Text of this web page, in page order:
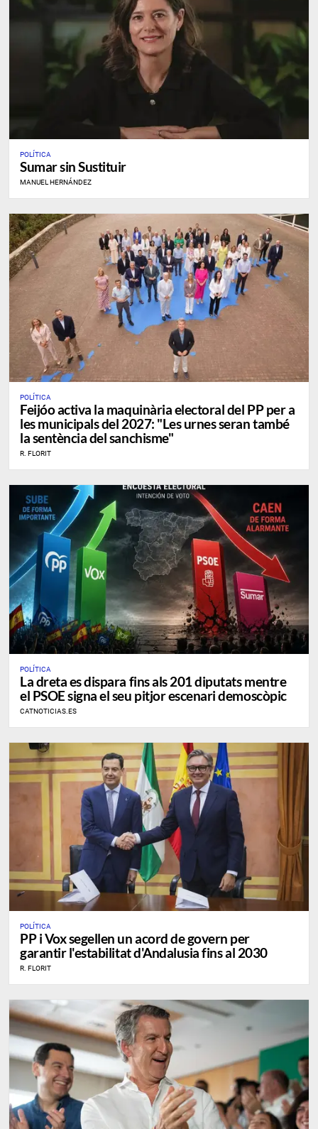
POLÍTICA
Sumar sin Sustituir
MANUEL HERNÁNDEZ
POLÍTICA
Feijóo activa la maquinària electoral del PP per a
les municipals del 2027: "Les urnes seran també
la sentència del sanchisme"
R. FLORIT
POLÍTICA
La dreta es dispara fins als 201 diputats mentre
el PSOE signa el seu pitjor escenari demoscòpic
CATNOTICIAS.ES
POLÍTICA
PP i Vox segellen un acord de govern per
garantir l'estabilitat d'Andalusia fins al 2030
R. FLORIT